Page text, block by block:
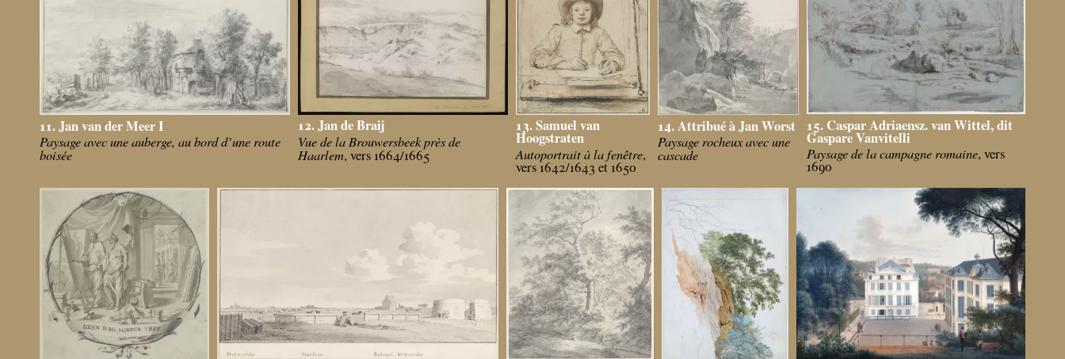
11. Jan van der Meer I
Paysage avec une auberge, au bord d’une route
boisée
12. Jan de Braij
Vue de la Brouwersbeek près de
Haarlem, vers 1664/1665
13. Samuel van
Hoogstraten
Autoportrait à la fenêtre,
vers 1642/1643 et 1650
14. Attribué à Jan Worst
Paysage rocheux avec une
cascade
15. Caspar Adriaensz. van Wittel, dit
Gaspare Vanvitelli
Paysage de la campagne romaine, vers
1690